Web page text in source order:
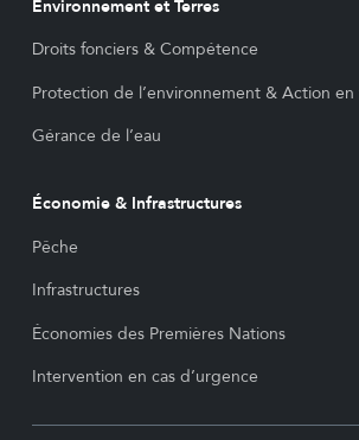
Environnement et Terres
Droits fonciers & Compétence
Protection de l’environnement & Action
Gérance de l’eau
Économie & Infrastructures
Pêche
Infrastructures
Économies des Premières Nations
Intervention en cas d’urgence